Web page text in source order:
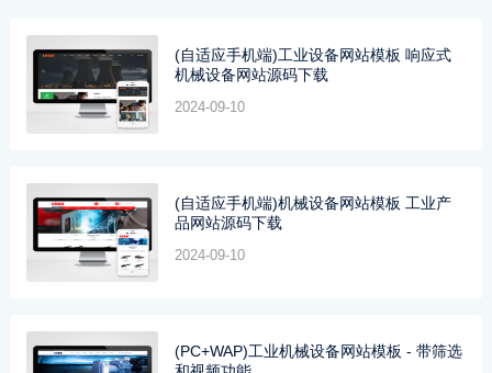
(自适应手机端)工业设备网站模板 响应式
机械设备网站源码下载
2024-09-10
(自适应手机端)机械设备网站模板 工业产
品网站源码下载
2024-09-10
(PC+WAP)工业机械设备网站模板 - 带筛选